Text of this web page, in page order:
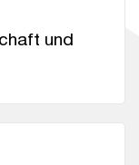
und